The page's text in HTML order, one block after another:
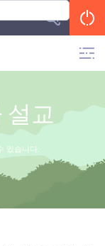
설교
있습니다.